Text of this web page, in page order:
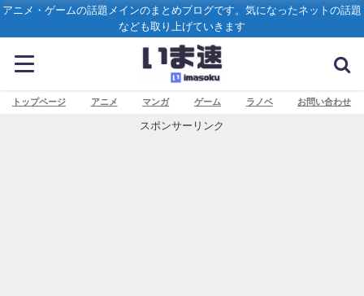
アニメ・ゲームの話題メインのまとめブログです。気になったネットの話題
なども取り上げていきます
トップページ アニメ マンガ ゲーム ラノベ お問い合わせ
スポンサーリンク